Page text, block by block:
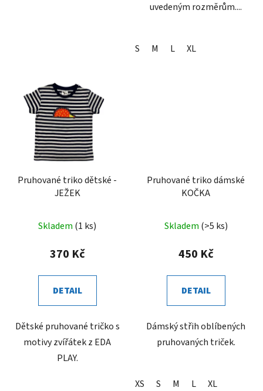
uvedeným rozměrům....
S M L XL
Pruhované triko dětské -
JEŽEK
Skladem (1 ks)
370 Kč
DETAIL
Dětské pruhované tričko s
motivy zvířátek z EDA
PLAY.
Pruhované triko dámské
KOČKA
Skladem (>5 ks)
450 Kč
DETAIL
Dámský střih oblíbených
pruhovaných triček.
XS S M L XL